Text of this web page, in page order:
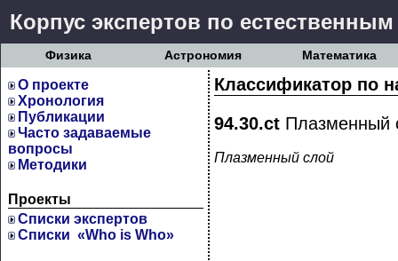
Корпус экспертов по
Физика Астрономия Математика
О проекте
Хронология
Публикации
Часто задаваемые
вопросы
Методики
Проекты
Cписки экспертов
Списки «Who is Who»
Классификатор по
94.30.ct Плазменный
Плазменный слой